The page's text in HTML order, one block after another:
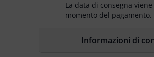
La data di consegna
momento del pagamento.
Informazioni di